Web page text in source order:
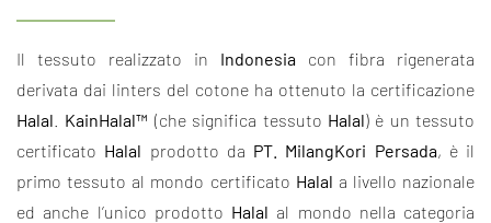
Il tessuto realizzato in Indonesia con fibra rigenerata
derivata dai linters del cotone ha ottenuto la certificazione
Halal
KainHalal™ (che significa tessuto Halal) è un tessuto
certificato Halal prodotto da PT. MilangKori Persada, è il
primo tessuto al mondo certificato Halal a livello nazionale
ed anche l’unico prodotto Halal al mondo nella categoria